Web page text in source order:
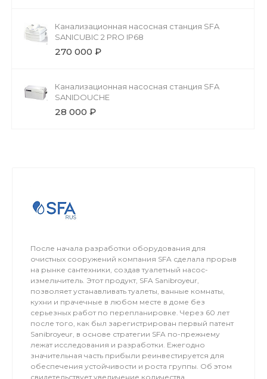
Канализационная насосная станция SFA
SANICUBIC 2 PRO IP68
270 000 ₽
Канализационная насосная станция SFA
SANIDOUCHE
28 000 ₽
После начала разработки оборудования для
очистных сооружений компания SFA сделала прорыв
на рынке сантехники, создав туалетный насос-
измельчитель. Этот продукт, SFA Sanibroyeur,
позволяет устанавливать туалеты, ванные комнаты,
кухни и прачечные в любом месте в доме без
серьезных работ по перепланировке. Через 60 лет
после того, как был зарегистрирован первый патент
Sanibroyeur, в основе стратегии SFA по-прежнему
лежат исследования и разработки. Ежегодно
значительная часть прибыли реинвестируется для
обеспечения устойчивости и роста группы. Об этом
свидетельствует увеличение количества